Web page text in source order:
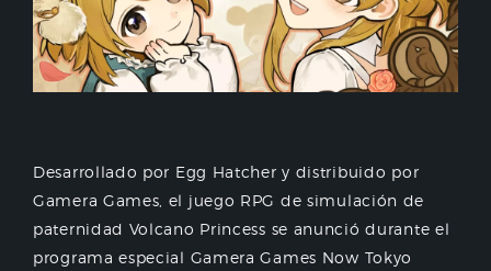
Desarrollado por Egg Hatcher y distribuido por
Gamera Games, el juego RPG de simulación de
paternidad Volcano Princess se anunció durante el
programa especial Gamera Games Now Tokyo